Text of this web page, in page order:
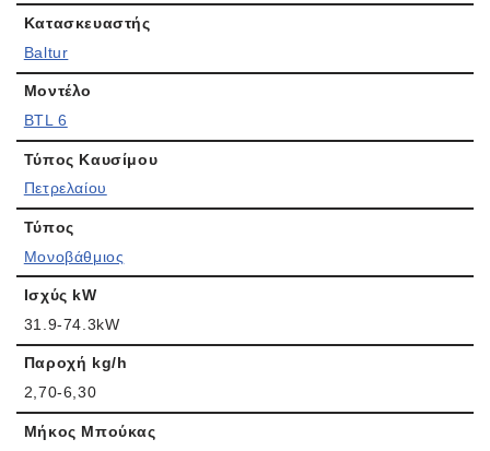
Κατασκευαστής
Baltur
Μοντέλο
BTL 6
Τύπος Καυσίμου
Πετρελαίου
Τύπος
Μονοβάθμιος
Ισχύς kW
31.9-74.3kW
Παροχή kg/h
2,70-6,30
Μήκος Μπούκας